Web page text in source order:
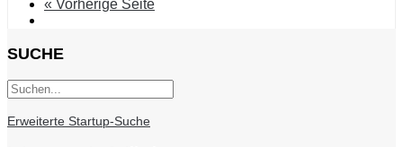
« Vorherige Seite
SUCHE
Erweiterte Startup-Suche